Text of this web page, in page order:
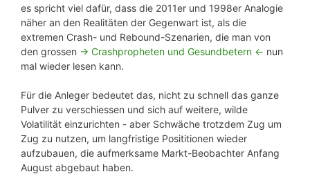
es spricht viel dafür, dass die 2011er und 1998er Analogie
näher an den Realitäten der Gegenwart ist, als die
extremen Crash- und Rebound-Szenarien, die man von
den grossen -> Crashpropheten und Gesundbetern <- nun
mal wieder lesen kann.
Für die Anleger bedeutet das, nicht zu schnell das ganze
Pulver zu verschiessen und sich auf weitere, wilde
Volatilität einzurichten - aber Schwäche trotzdem Zug um
Zug zu nutzen, um langfristige Posititionen wieder
aufzubauen, die aufmerksame Markt-Beobachter Anfang
August abgebaut haben.